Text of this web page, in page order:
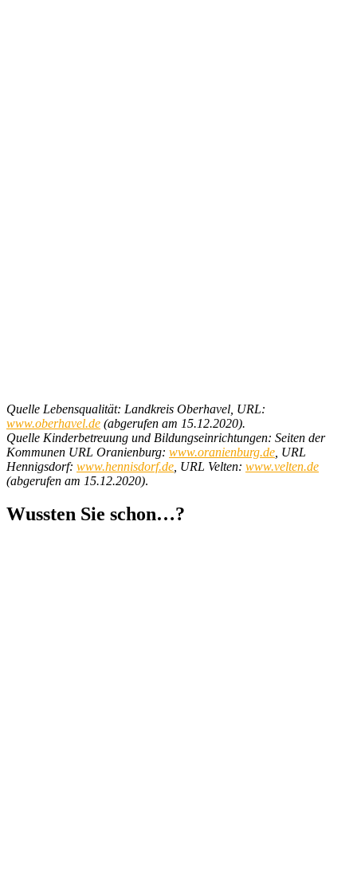
Quelle Lebensqualität: Landkreis Oberhavel, URL:
www.oberhavel.de (abgerufen am 15.12.2020).
Quelle Kinderbetreuung und Bildungseinrichtungen: Seiten der
Kommunen URL Oranienburg: www.oranienburg.de , URL
Hennigsdorf: www.hennisdorf.de , URL Velten: www.velten.de
(abgerufen am 15.12.2020).
Wussten Sie schon…?